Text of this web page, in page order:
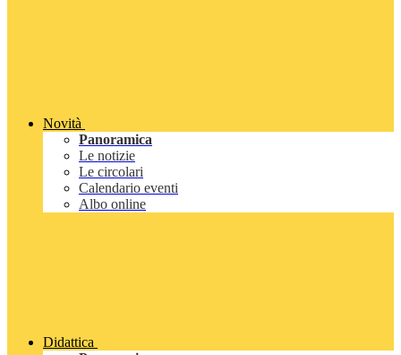
Novità
Panoramica
Le notizie
Le circolari
Calendario eventi
Albo online
Didattica